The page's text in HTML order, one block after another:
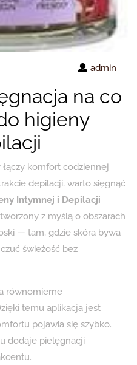
admin
na co
higieny
komfort codziennej
depilacji, warto sięgnąć
Intymnej i Depilacji
z myślą o obszarach
— tam, gdzie skóra bywa
świeżość bez
równomierne
temu aplikacja jest
pojawia się szybko.
dodaje pielęgnacji